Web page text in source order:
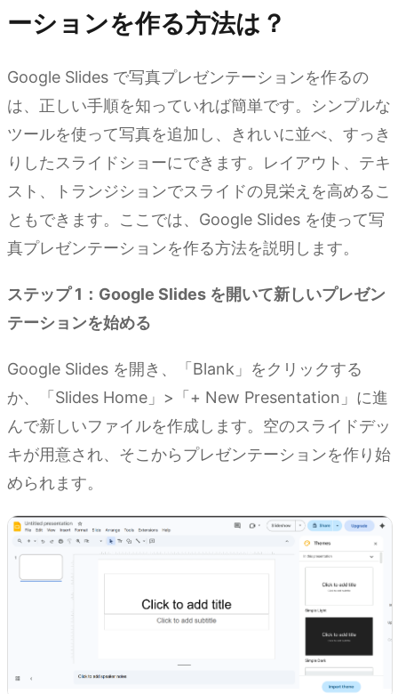
ーションを作る方法は？
Google Slides で写真プレゼンテーションを作るの
は、正しい手順を知っていれば簡単です。シンプルな
ツールを使って写真を追加し、きれいに並べ、すっき
りしたスライドショーにできます。レイアウト、テキ
スト、トランジションでスライドの見栄えを高めるこ
ともできます。ここでは、Google Slides を使って写
真プレゼンテーションを作る方法を説明します。
ステップ 1：Google Slides を開いて新しいプレゼン
テーションを始める
Google Slides を開き、「Blank」をクリックする
か、「Slides Home」>「+ New Presentation」に進
んで新しいファイルを作成します。空のスライドデッ
キが用意され、そこからプレゼンテーションを作り始
められます。